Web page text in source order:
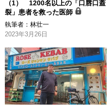
（1） 1200名以上の「口唇口蓋
裂」患者を救った医師
執筆者： 林壮一
2023年3月26日